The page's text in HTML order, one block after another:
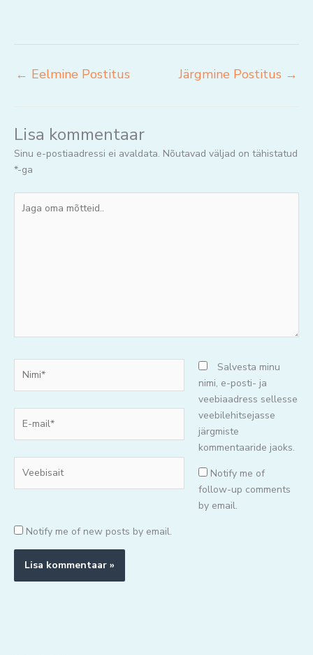
← Eelmine Postitus Järgmine Postitus →
Lisa kommentaar
Sinu e-postiaadressi ei avaldata. Nõutavad väljad on tähistatud
*-ga
oma
mail*
Salvesta minu
nimi, e-posti- ja
veebiaadress sellesse
veebilehitsejasse
järgmiste
kommentaaride jaoks.
Notify me of
follow-up comments
by email.
Notify me of new posts by email.